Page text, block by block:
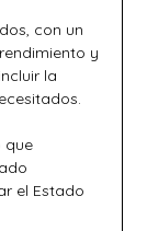
con un
y
la
que
el Estado